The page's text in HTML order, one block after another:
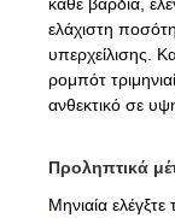
ελάχιστη
υπερχείλισης.
ρομπότ
ανθεκτικό σε
Προληπτικά
Μηνιαία